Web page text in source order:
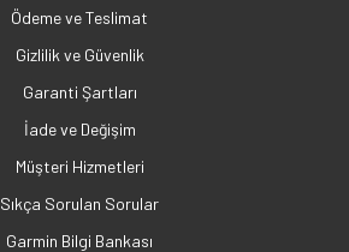
Ödeme ve Teslimat
Gizlilik ve Güvenlik
Garanti Şartları
İade ve Değişim
Müşteri Hizmetleri
Sıkça Sorulan Sorular
Garmin Bilgi Bankası